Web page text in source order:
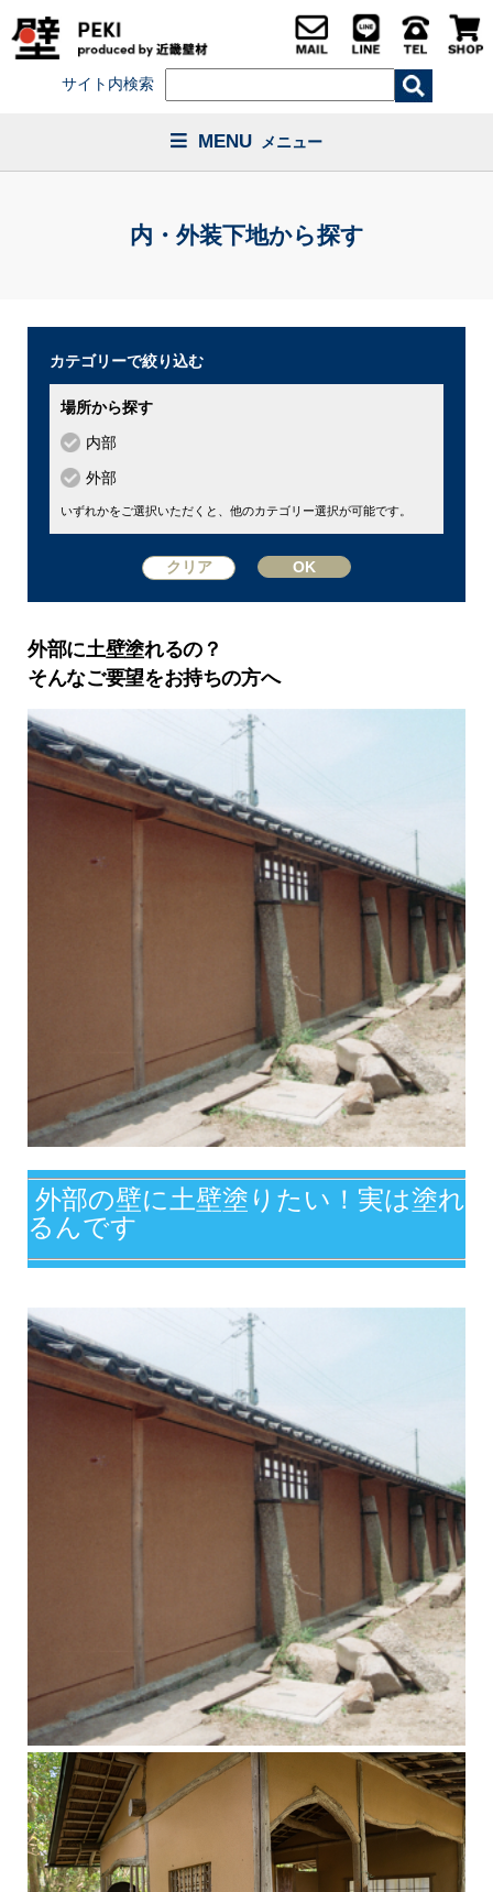
サイト内検索
MENU メニュー
内・外装下地から探す
カテゴリーで絞り込む
場所から探す
内部
外部
いずれかをご選択いただくと、他のカテゴリー選択が可能です。
外部に土壁塗れるの？
そんなご要望をお持ちの方へ
外部の壁に土壁塗りたい！実は塗れ
るんです